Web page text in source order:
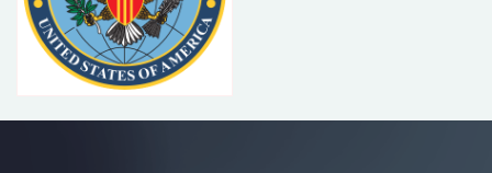
người, trọng tâm là
chăn nuôi lợn (2015).